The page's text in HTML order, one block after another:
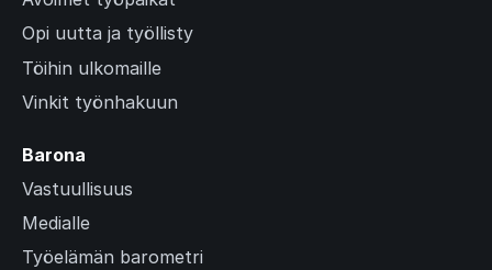
Opi uutta ja työllisty
Töihin ulkomaille
Vinkit työnhakuun
Barona
Vastuullisuus
Medialle
Työelämän barometri